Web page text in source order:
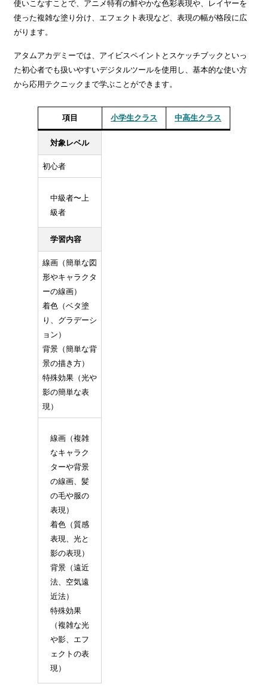
使いこなすことで、アニメ特有の鮮やかな色彩表現や、レイヤーを
使った複雑な塗り分け、エフェクト表現など、表現の幅が格段に広
がります。
アタムアカデミーでは、アイビスペイントとスケッチブックといっ
た初心者でも扱いやすいデジタルツールを使用し、基本的な使い方
から応用テクニックまで学ぶことができます。
項目 小学生クラス 中高生クラス
対象レベル
初心者
中級者〜上
級者
学習内容
線画（簡単な図
形やキャラクタ
ーの線画）
着色（ベタ塗
り、グラデーシ
ョン）
背景（簡単な背
景の描き方）
特殊効果（光や
影の簡単な表
現）
線画（複雑
なキャラク
ターや背景
の線画、髪
の毛や服の
表現）
着色（質感
表現、光と
影の表現）
背景（遠近
法、空気遠
近法）
特殊効果
（複雑な光
や影、エフ
ェクトの表
現）